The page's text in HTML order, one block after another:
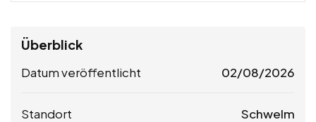
Überblick
Datum veröffentlicht 02/08/2026
Standort Schwelm